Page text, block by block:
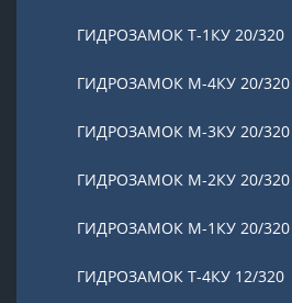
ГИДРОЗАМОК Т-1КУ 20/320
ГИДРОЗАМОК М-4КУ 20/320
ГИДРОЗАМОК М-3КУ 20/320
ГИДРОЗАМОК М-2КУ 20/320
ГИДРОЗАМОК М-1КУ 20/320
ГИДРОЗАМОК Т-4КУ 12/320